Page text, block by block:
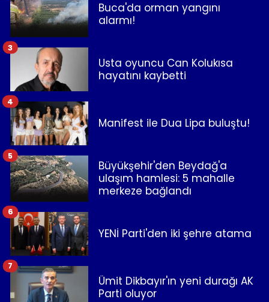
Buca'da orman yangını
alarmı!
Usta oyuncu Can Kolukısa
hayatını kaybetti
3
Manifest ile Dua Lipa buluştu!
4
Büyükşehir'den Beydağ'a
ulaşım hamlesi: 5 mahalle
merkeze bağlandı
5
YENİ Parti'den iki şehre atama
6
Ümit Dikbayır'ın yeni durağı AK
Parti oluyor
7